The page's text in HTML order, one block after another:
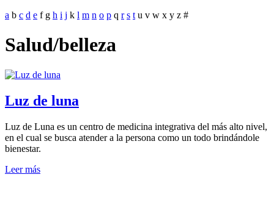
a b c d e f g h i j k l m n o p q r s t u v w x y z #
Salud/belleza
Luz de luna
Luz de Luna es un centro de medicina integrativa del más alto nivel,
en el cual se busca atender a la persona como un todo brindándole
bienestar.
Leer más